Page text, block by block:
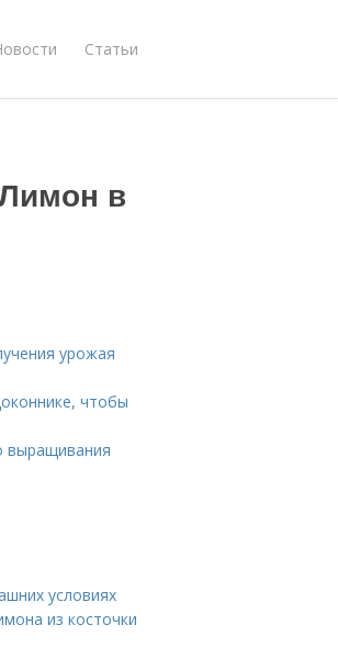
Статьи
в
урожая
чтобы
выращивания
условиях
из косточки